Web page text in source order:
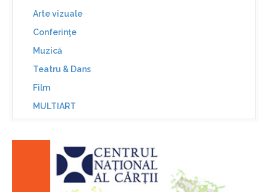
Arte vizuale
Conferinţe
Muzică
Teatru & Dans
Film
MULTIART